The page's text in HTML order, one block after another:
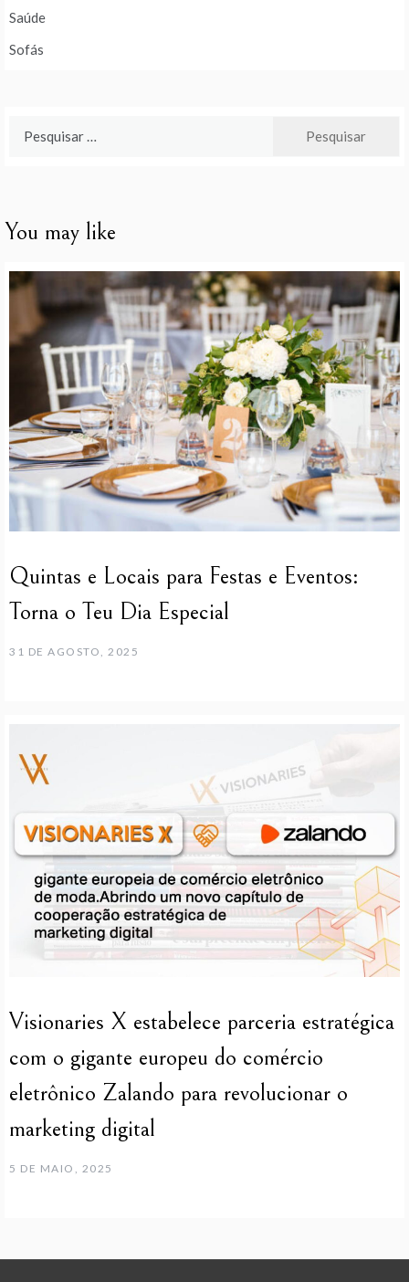
Saúde
Sofás
You may like
Quintas e Locais para Festas e Eventos:
Torna o Teu Dia Especial
31 DE AGOSTO, 2025
Visionaries X estabelece parceria estratégica
com o gigante europeu do comércio
eletrônico Zalando para revolucionar o
marketing digital
5 DE MAIO, 2025